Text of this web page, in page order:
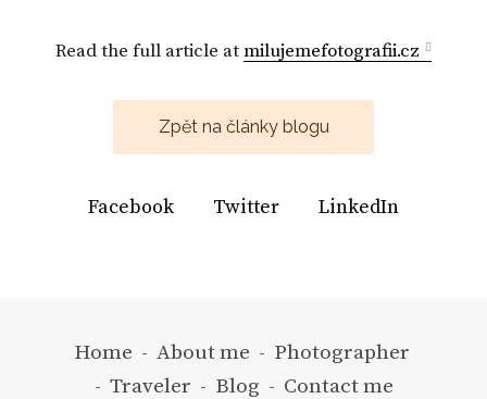
Read the full article atmilujemefotografii.cz
Zpět na články blogu
Facebook Twitter LinkedIn
Home - About me - Photographer
- Traveler - Blog - Contact me